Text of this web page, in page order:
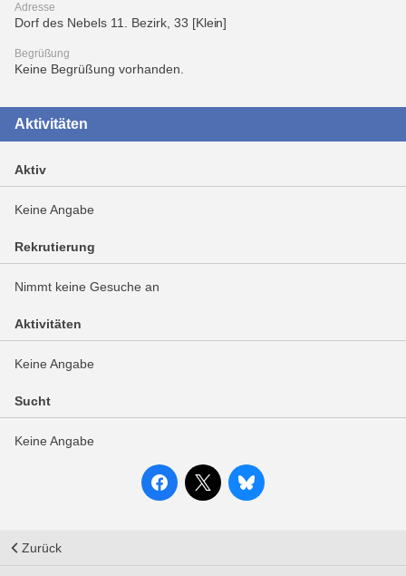
Adresse
Dorf des Nebels 11. Bezirk, 33 [Klein]
Begrüßung
Keine Begrüßung vorhanden.
Aktivitäten
Aktiv
Keine Angabe
Rekrutierung
Nimmt keine Gesuche an
Aktivitäten
Keine Angabe
Sucht
Keine Angabe
Zurück